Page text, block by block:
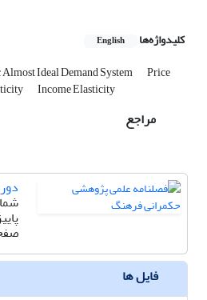
کلیدواژه‌ها English
Ideal Demand System Price
Income Elasticity
مراجع
دوره 15،
پاییز
فایل ها